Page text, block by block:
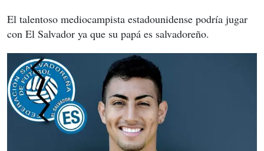
El talentoso mediocampista estadounidense podría jugar
con El Salvador ya que su papá es salvadoreño.